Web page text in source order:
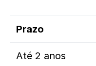
Prazo
Até 2 anos